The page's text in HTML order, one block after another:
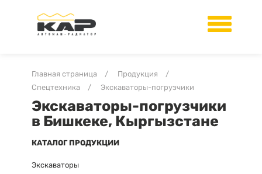
Главная страница / Продукция
/
Спецтехника
/ Экскаваторы-погрузчики
Экскаваторы-погрузчики
в Бишкеке, Кыргызстане
КАТАЛОГ ПРОДУКЦИИ
Экскаваторы